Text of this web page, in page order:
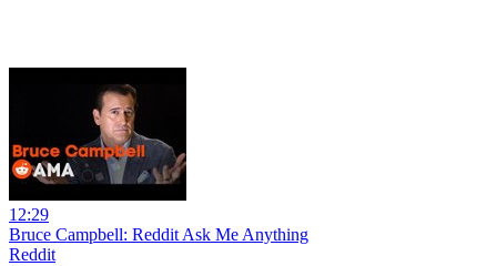
12:29
Bruce Campbell: Reddit Ask Me Anything
Reddit